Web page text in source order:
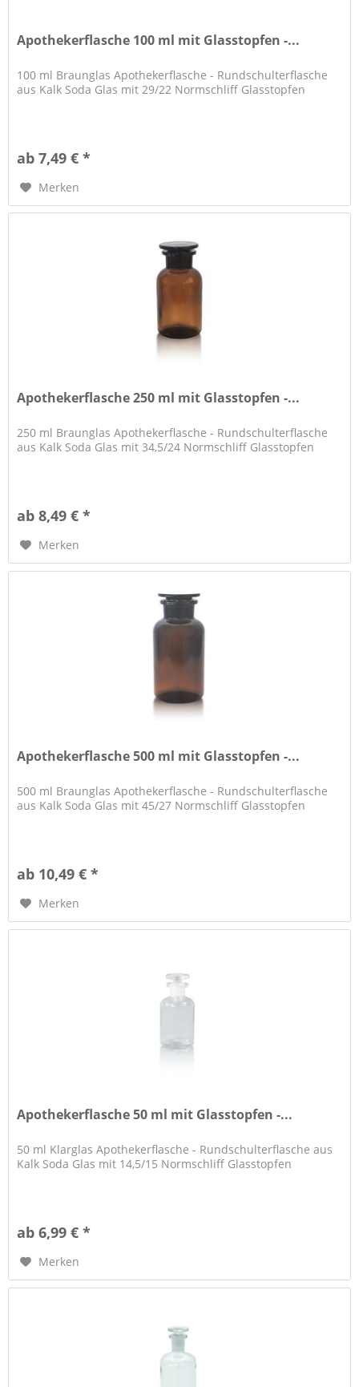
Apothekerflasche 100 ml mit Glasstopfen -...
100 ml Braunglas Apothekerflasche - Rundschulterflasche
aus Kalk Soda Glas mit 29/22 Normschliff Glasstopfen
ab 7,49 € *
Merken
Apothekerflasche 250 ml mit Glasstopfen -...
250 ml Braunglas Apothekerflasche - Rundschulterflasche
aus Kalk Soda Glas mit 34,5/24 Normschliff Glasstopfen
ab 8,49 € *
Merken
Apothekerflasche 500 ml mit Glasstopfen -...
500 ml Braunglas Apothekerflasche - Rundschulterflasche
aus Kalk Soda Glas mit 45/27 Normschliff Glasstopfen
ab 10,49 € *
Merken
Apothekerflasche 50 ml mit Glasstopfen -...
50 ml Klarglas Apothekerflasche - Rundschulterflasche aus
Kalk Soda Glas mit 14,5/15 Normschliff Glasstopfen
ab 6,99 € *
Merken